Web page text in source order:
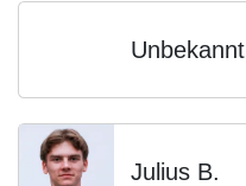
Unbekannt
Julius B.